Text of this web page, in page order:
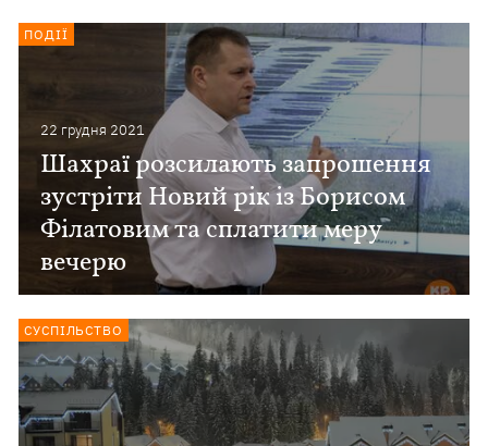
22 грудня 2021
Шахраї розсилають запрошення
зустріти Новий рік із Борисом
Філатовим та сплатити меру
вечерю
ПОДІЇ
СУСПІЛЬСТВО